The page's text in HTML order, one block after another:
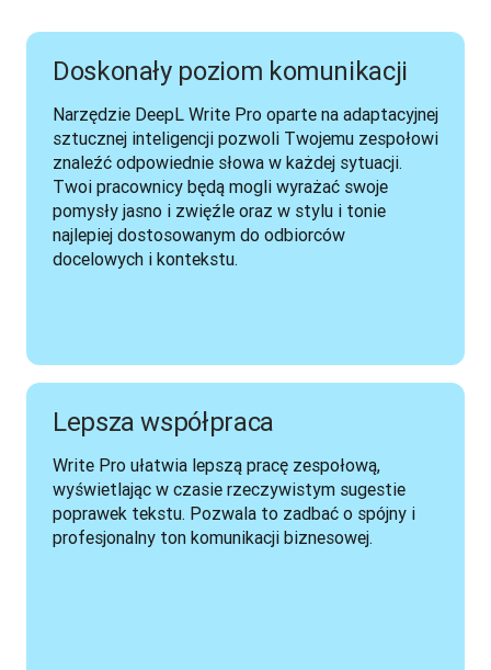
Doskonały poziom komunikacji
Narzędzie DeepL Write Pro oparte na adaptacyjnej
sztucznej inteligencji pozwoli Twojemu zespołowi
znaleźć odpowiednie słowa w każdej sytuacji.
Twoi pracownicy będą mogli wyrażać swoje
pomysły jasno i zwięźle oraz w stylu i tonie
najlepiej dostosowanym do odbiorców
docelowych i kontekstu.
Lepsza współpraca
Write Pro ułatwia lepszą pracę zespołową,
wyświetlając w czasie rzeczywistym sugestie
poprawek tekstu. Pozwala to zadbać o spójny i
profesjonalny ton komunikacji biznesowej.